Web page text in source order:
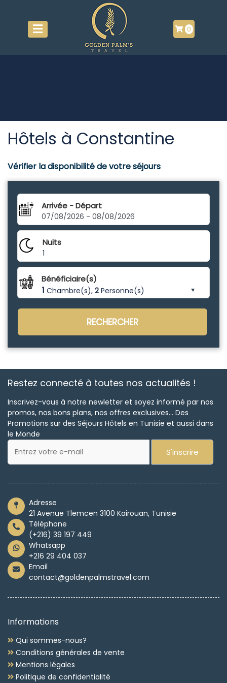
0
Hôtels à Constantine
Vérifier la disponibilité de votre séjours
Arrivée - Départ
Nuits
1
Bénéficiaire(s)
1 Chambre(s), 2Personne(s)
RECHERCHER
Restez connecté à toutes nos actualités !
Inscrivez-vous à notre newletter et soyez informé par nos
promos, nos bons plans, nos offres exclusives... Des
Promotions sur des Séjours Hôtels en Tunisie et aussi dans
le Monde
S'inscrire
Adresse
21 Avenue Tlemcen 3100 Kairouan, Tunisie
Téléphone
(+216) 39 197 449
Whatsapp
+216 29 404 037
Email
contact@goldenpalmstravel.com
Informations
Qui sommes-nous?
Conditions générales de vente
Mentions légales
Politique de confidentialité